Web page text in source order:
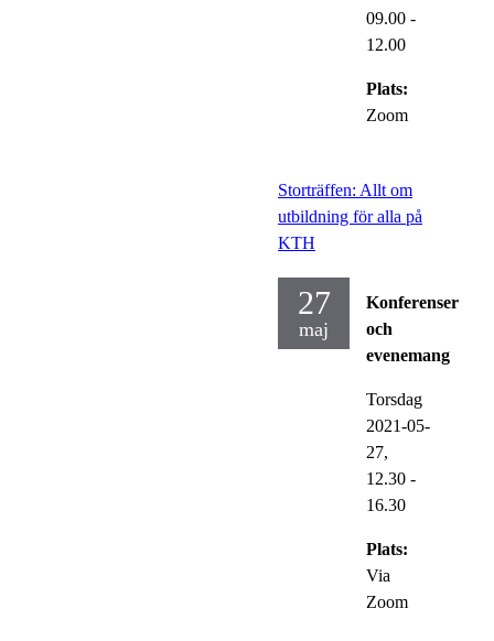
09.00 -
12.00
Plats:
Zoom
Storträffen: Allt om
utbildning för alla på
KTH
27
maj
Konferenser
och
evenemang
Torsdag
2021-05-
27,
12.30 -
16.30
Plats:
Via
Zoom